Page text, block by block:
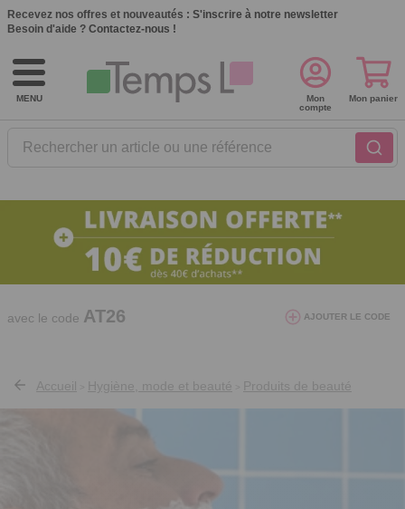
Recevez nos offres et nouveautés : S'inscrire à notre newsletter
Besoin d'aide ? Contactez-nous !
MENU
Rechercher un article ou une référence
Mon
compte
Mon panier
10€ de réduction dès 40€ d'achat. Offre
valable du 03/08/2026 au 12/08/2026.
avec le code AT26 AJOUTER LE CODE
Accueil Hygiène, mode et beauté Produits de beauté